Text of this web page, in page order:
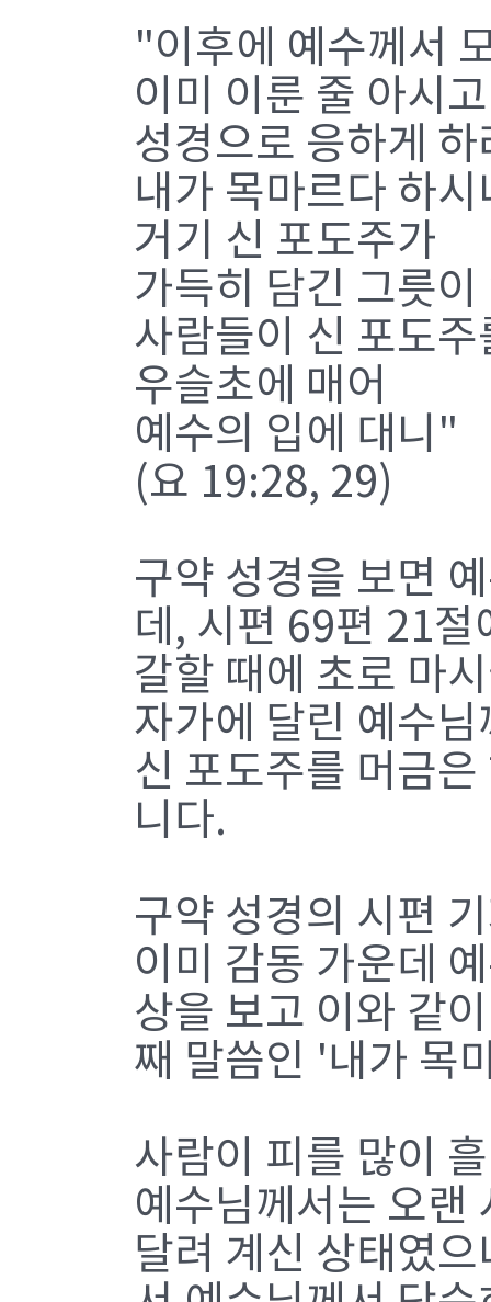
"이후에 예수께서
이미 이룬 줄 아시고
성경으로 응하게
내가 목마르다 하시
거기 신 포도주가
가득히 담긴 그릇
사람들이 신 포도
우슬초에 매어
예수의 입에 대니"
(요 19:28, 29)
구약 성경을 보면
데, 시편 69편 21
갈할 때에 초로 마
자가에 달린 예수
신 포도주를 머금
니다.
구약 성경의 시편
이미 감동 가운데
상을 보고 이와 같
째 말씀인 '내가 목
사람이 피를 많이
예수님께서는 오랜
달려 계신 상태였